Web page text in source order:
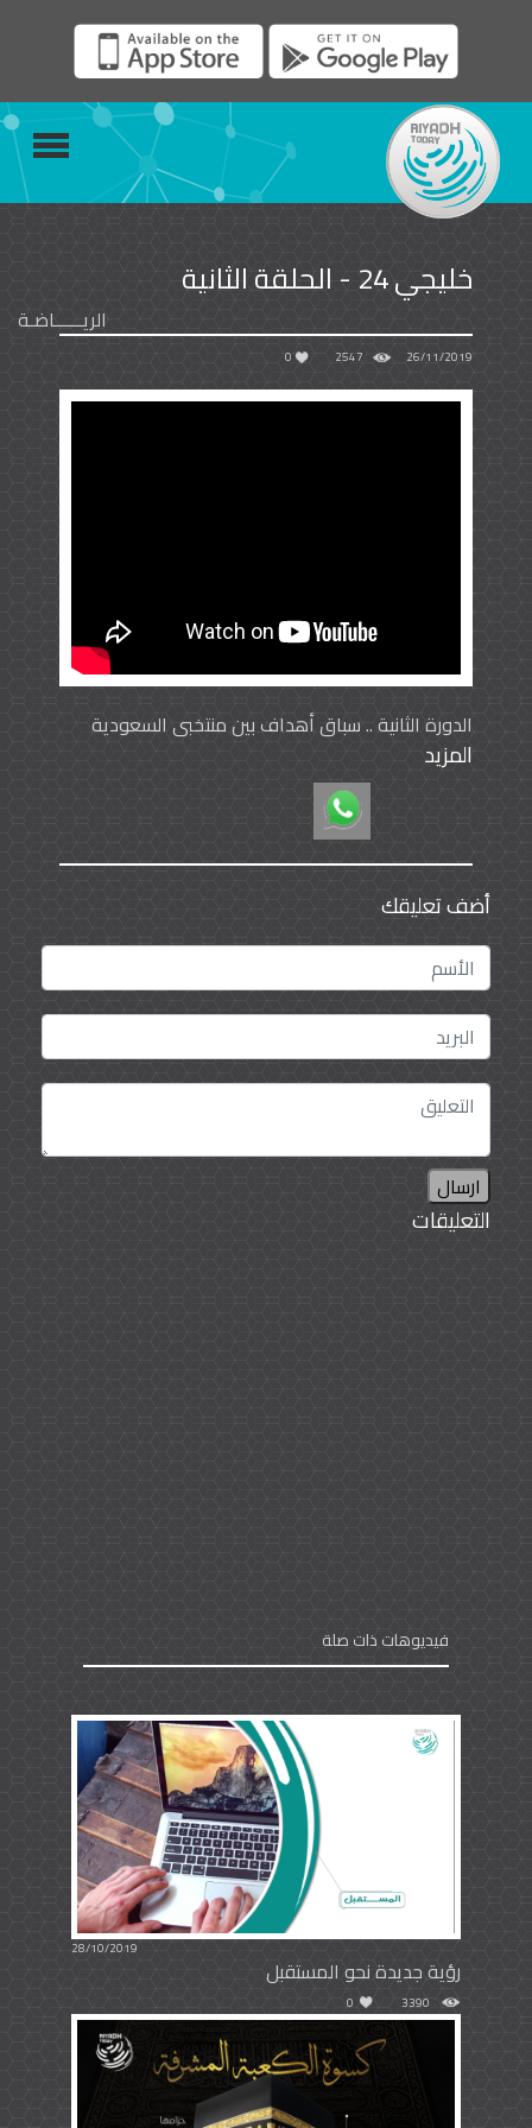
خليجي 24 - الحلقة الثانية
الريــــــاضـة
26/11/2019
2547
0
الدورة الثانية .. سباق أهداف بين منتخبي السعودية
والكويت
المزيد
أضف تعليقك
ارسال
التعليقات
فيديوهات ذات صلة
28/10/2019
رؤية جديدة نحو المستقبل
3390
0